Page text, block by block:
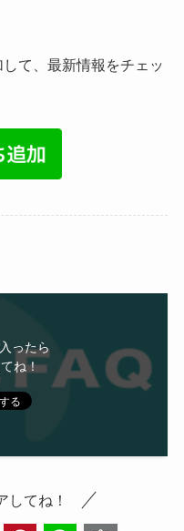
て、最新情報をチェッ
ったら
ね！
してね！